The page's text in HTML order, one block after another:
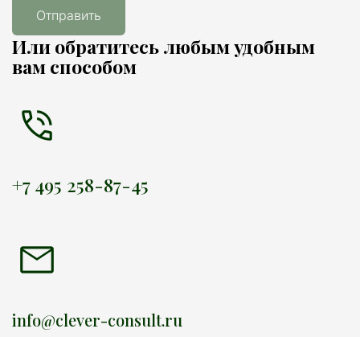
Отправить
Или обратитесь любым удобным
вам способом
+7 495 258-87-45
info@clever-consult.ru